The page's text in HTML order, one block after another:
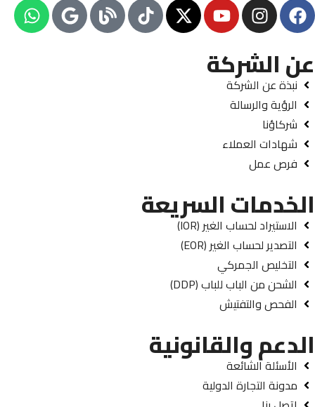
عن الشركة
نبذة عن الشركة
الرؤية والرسالة
شركاؤنا
شهادات العملاء
فرص عمل
الخدمات السريعة
الاستيراد لحساب الغير (IOR)
التصدير لحساب الغير (EOR)
التخليص الجمركي
الشحن من الباب للباب (DDP)
الفحص والتفتيش
الدعم والقانونية
الأسئلة الشائعة
مدونة التجارة الدولية